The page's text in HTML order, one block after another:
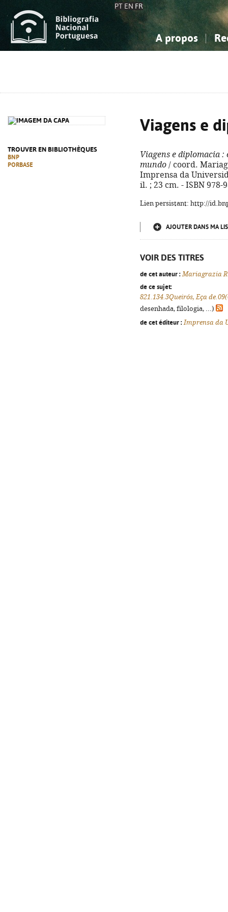
PT EN FR
A propos
TROUVER EN BIBLIOTHÈQUES
BNP
PORBASE
Viagens e
Viagens e diplomacia :
mundo / coord.
Imprensa da
il. ; 23 cm. - ISBN 978-
Lien persistant: http://
AJOUTER DANS MA
VOIR DES TITRES
de cet auteur : Mariagrazia
de ce sujet:
821.134.3Queirós, Eça
desenhada, filologia, ...)
de cet éditeur : Imprensa da